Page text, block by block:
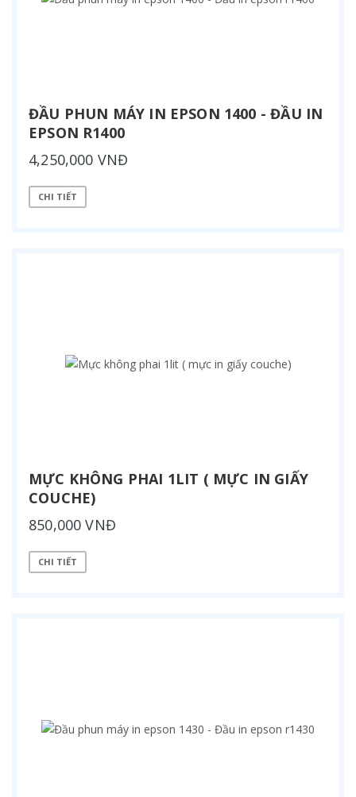
ĐẦU PHUN MÁY IN EPSON 1400 - ĐẦU IN
EPSON R1400
4,250,000 VNĐ
CHI TIẾT
MỰC KHÔNG PHAI 1LIT ( MỰC IN GIẤY
COUCHE)
850,000 VNĐ
CHI TIẾT